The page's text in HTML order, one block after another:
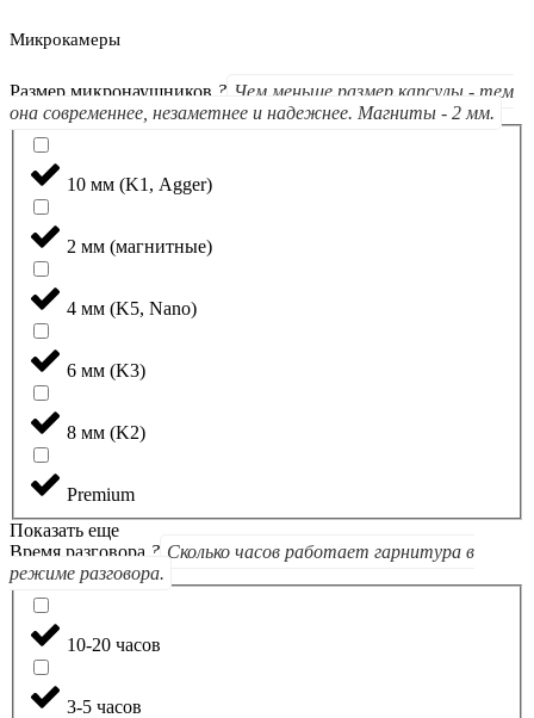
Микрокамеры
Размер микронаушников ? Чем меньше размер капсулы - тем
она современнее, незаметнее и надежнее. Магниты - 2 мм.
10 мм (K1, Agger)
2 мм (магнитные)
4 мм (K5, Nano)
6 мм (K3)
8 мм (K2)
Premium
Показать еще
Время разговора ? Сколько часов работает гарнитура в
режиме разговора.
10-20 часов
3-5 часов